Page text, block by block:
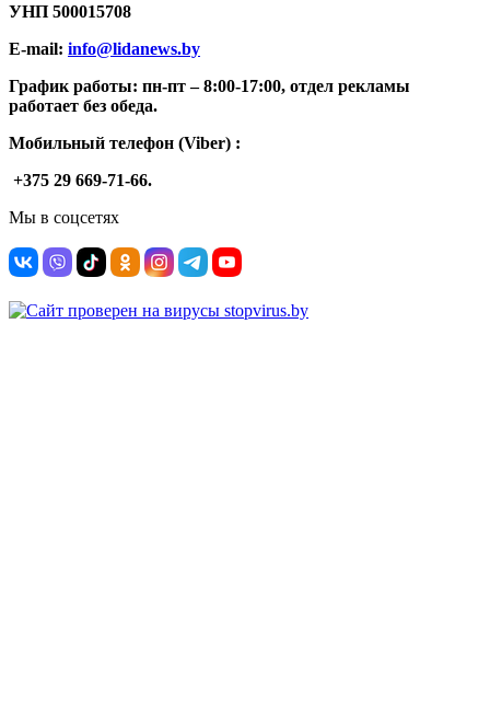
УНП 500015708
E-mail: info@lidanews.by
График работы: пн-пт –8:00-17:00, отдел рекламы
работает без обеда.
Мобильный телефон (Viber) :
+375 29 669-71-66.
Мы в соцсетях